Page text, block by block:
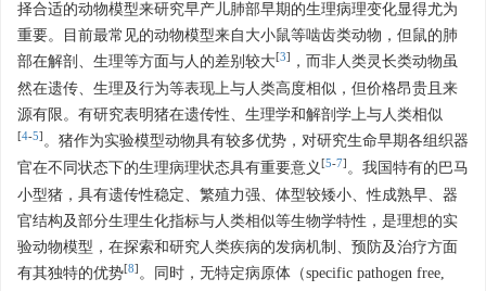
择合适的动物模型来研究早产儿肺部早期的生理病理变化显得尤为
重要。目前最常见的动物模型来自大小鼠等啮齿类动物，但鼠的肺
部在解剖、生理等方面与人的差别较大[3]
，而非人类灵长类动物虽
然在遗传、生理及行为等表现上与人类高度相似，但价格昂贵且来
源有限。有研究表明猪在遗传性、生理学和解剖学上与人类相似
[4-5] 。猪作为实验模型动物具有较多优势，对研究生命早期各组织器
官在不同状态下的生理病理状态具有重要意义 [5-7] 。我国特有的巴马
小型猪，具有遗传性稳定、繁殖力强、体型较矮小、性成熟早、器
官结构及部分生理生化指标与人类相似等生物学特性，是理想的实
验动物模型，在探索和研究人类疾病的发病机制、预防及治疗方面
有其独特的优势[8] 。同时，无特定病原体（specific pathogen free,